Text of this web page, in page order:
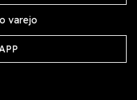
varejo